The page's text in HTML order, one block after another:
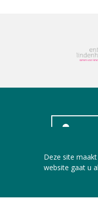
Deze site
website gaat u